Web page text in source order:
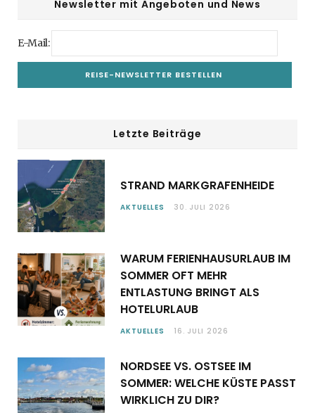
Newsletter mit Angeboten und News
E-Mail:
Letzte Beiträge
STRAND MARKGRAFENHEIDE
AKTUELLES 30. JULI 2026
WARUM FERIENHAUSURLAUB IM
SOMMER OFT MEHR
ENTLASTUNG BRINGT ALS
HOTELURLAUB
AKTUELLES 16. JULI 2026
NORDSEE VS. OSTSEE IM
SOMMER: WELCHE KÜSTE PASST
WIRKLICH ZU DIR?